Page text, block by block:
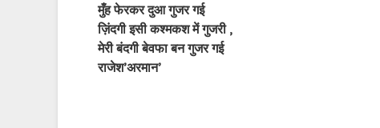
मुँह फेरकर दुआ गुजर गई
ज़िंदगी इसी कश्मकश में गुजरी ,
मेरी बंदगी बेवफा बन गुजर गई
राजेश’अरमान’